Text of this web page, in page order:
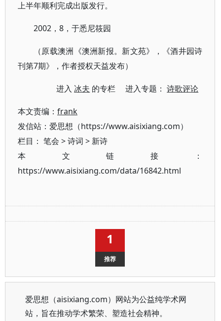
上半年顺利完成出版发行。
2002，8，于悉尼筱园
（原载澳洲《澳洲新报。新文苑》，《酒井园诗
刊第7期》，作者授权天益发布）
进入 冰夫 的专栏 进入专题：诗歌评论
本文责编： frank
发信站：爱思想（https://www.aisixiang.com）
栏目： 笔会 >诗词 > 新诗
本文链接：
https://www.aisixiang.com/data/16842.html
1
推荐
爱思想（aisixiang.com）网站为公益纯学术网
站，旨在推动学术繁荣、塑造社会精神。